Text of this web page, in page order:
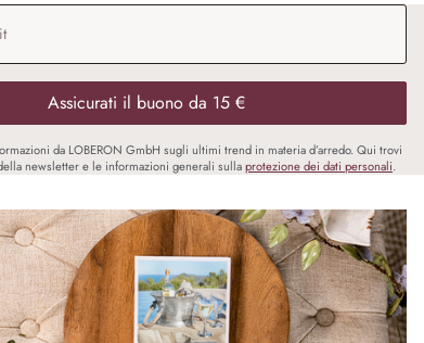
Assicurati il buono da 15 €
da LOBERON GmbH sugli ultimi trend in materia d’arredo. Qui trovi
newsletter e le informazioni generali sullaprotezione dei dati personali.